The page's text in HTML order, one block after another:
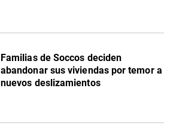
Familias de Soccos deciden
abandonar sus viviendas por temor a
nuevos deslizamientos